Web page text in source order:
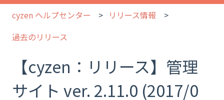
cyzen ヘルプセンター
リリース情報
過去のリリース
【cyzen：リリース】管理
サイト ver. 2.11.0 (2017/0